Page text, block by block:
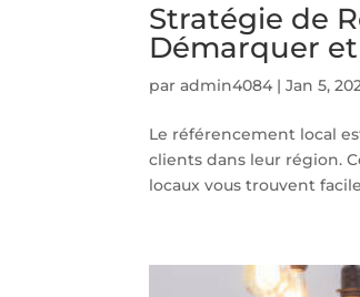
Stratégie de
Démarquer
paradmin4084 |Jan 5,
Le référencement local
clients dans leur région.
locaux vous trouvent